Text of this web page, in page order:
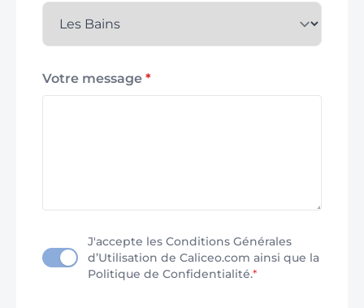
Votre message *
J'accepte les Conditions Générales
d’Utilisation de Caliceo.com ainsi que la
Politique de Confidentialité.*